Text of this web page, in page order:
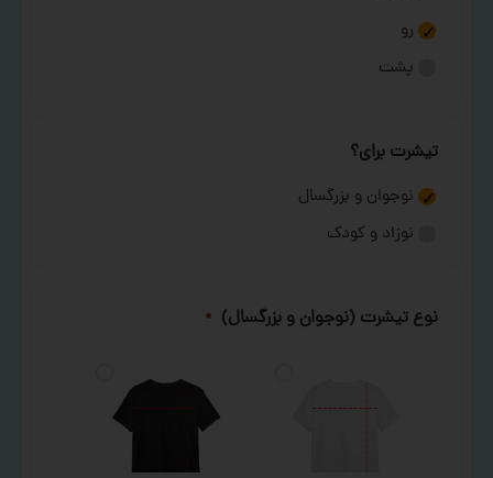
رو
پشت
تیشرت برای؟
نوجوان و بزرگسال
نوزاد و کودک
نوع تیشرت (نوجوان و بزرگسال) *